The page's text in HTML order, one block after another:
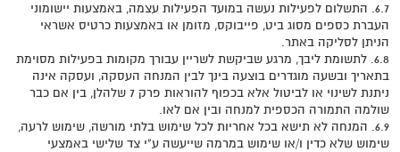
6.7. התשלום לפעילות נעשה במועד הפעילות עצמה, באמצעות יישומוני
העברת כספים מסוג ביט, פייבוקס, מזומן או באמצעות כרטיס אשראי
הניתן לסליקה באתר.
6.8. לתשומת ליבך, מרגע שביקשת לשריין עבורך מקומות בפעילות מסוימת
בתאריך ובשעה מוגדרים בוצעה בינך לבין המנחה העסקה, ועסקה אינה
ניתנת לשינוי או לביטול אלא בכפוף להוראות פרק 7 שלהלן, בין אם כבר
שולמה התמורה הכספית למנחה ובין אם לאו.
6.9. המנחה לא תישא בכל אחריות לכל שימוש בלתי מורשה, שימוש לרעה,
שימוש שלא כדין ו/או שימוש במרמה שייעשה ע"י צד שלישי באמצעי